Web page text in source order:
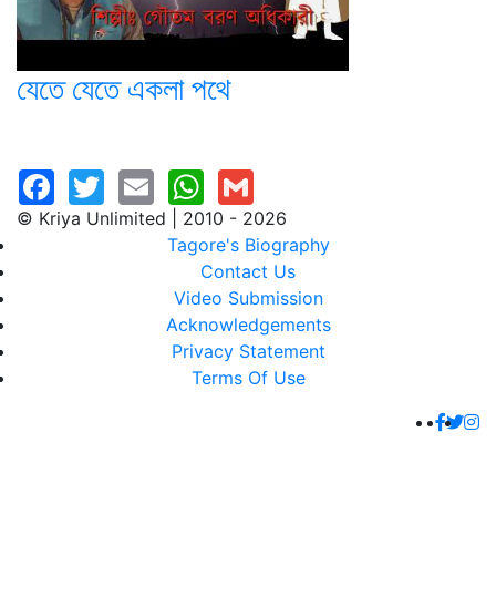
যেতে যেতে একলা পথে
© Kriya Unlimited | 2010 - 2026
Tagore's Biography
Contact Us
Video Submission
Acknowledgements
Privacy Statement
Terms Of Use